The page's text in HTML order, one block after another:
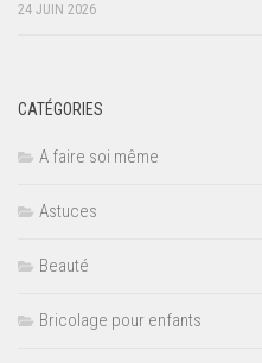
24 JUIN 2026
CATÉGORIES
A faire soi même
Astuces
Beauté
Bricolage pour enfants